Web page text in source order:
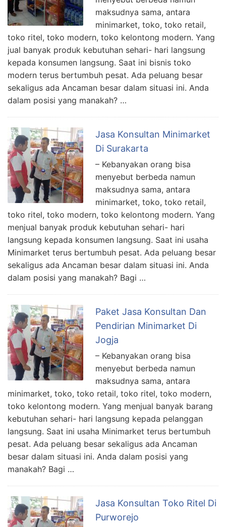
maksudnya sama, antara
minimarket, toko, toko retail,
toko ritel, toko modern, toko kelontong modern. Yang
jual banyak produk kebutuhan sehari- hari langsung
kepada konsumen langsung. Saat ini bisnis toko
modern terus bertumbuh pesat. Ada peluang besar
sekaligus ada Ancaman besar dalam situasi ini. Anda
dalam posisi yang manakah? …
Jasa Konsultan Minimarket
Di Surakarta
– Kebanyakan orang bisa
menyebut berbeda namun
maksudnya sama, antara
minimarket, toko, toko retail,
toko ritel, toko modern, toko kelontong modern. Yang
menjual banyak produk kebutuhan sehari- hari
langsung kepada konsumen langsung. Saat ini usaha
Minimarket terus bertumbuh pesat. Ada peluang besar
sekaligus ada Ancaman besar dalam situasi ini. Anda
dalam posisi yang manakah? Bagi …
Paket Jasa Konsultan Dan
Pendirian Minimarket Di
Jogja
– Kebanyakan orang bisa
menyebut berbeda namun
maksudnya sama, antara
minimarket, toko, toko retail, toko ritel, toko modern,
toko kelontong modern. Yang menjual banyak barang
kebutuhan sehari- hari langsung kepada pelanggan
langsung. Saat ini usaha Minimarket terus bertumbuh
pesat. Ada peluang besar sekaligus ada Ancaman
besar dalam situasi ini. Anda dalam posisi yang
manakah? Bagi …
Jasa Konsultan Toko Ritel Di
Purworejo